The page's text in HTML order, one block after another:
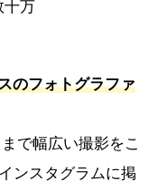
十万
のフォトグラファ
で幅広い撮影をこ
ンスタグラムに掲